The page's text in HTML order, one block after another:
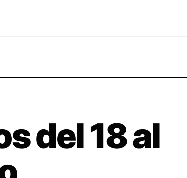
del 18 al